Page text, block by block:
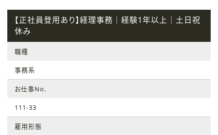
【正社員登用あり】経理事務｜経験1年以上｜土日祝
休み
職種
事務系
お仕事No.
111-33
雇用形態